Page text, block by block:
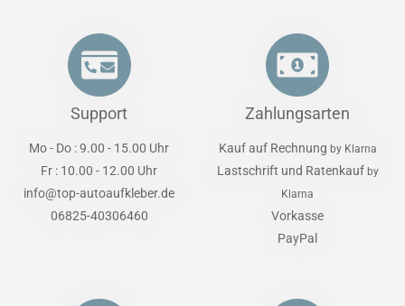
Support
Mo - Do : 9.00 - 15.00 Uhr
Fr : 10.00 - 12.00 Uhr
info@top-autoaufkleber.de
06825-40306460
Zahlungsarten
Kauf auf Rechnung by Klarna
Lastschrift und Ratenkauf by
Klarna
Vorkasse
PayPal